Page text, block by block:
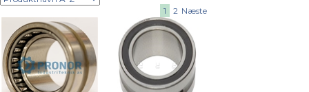
1 2 Næste